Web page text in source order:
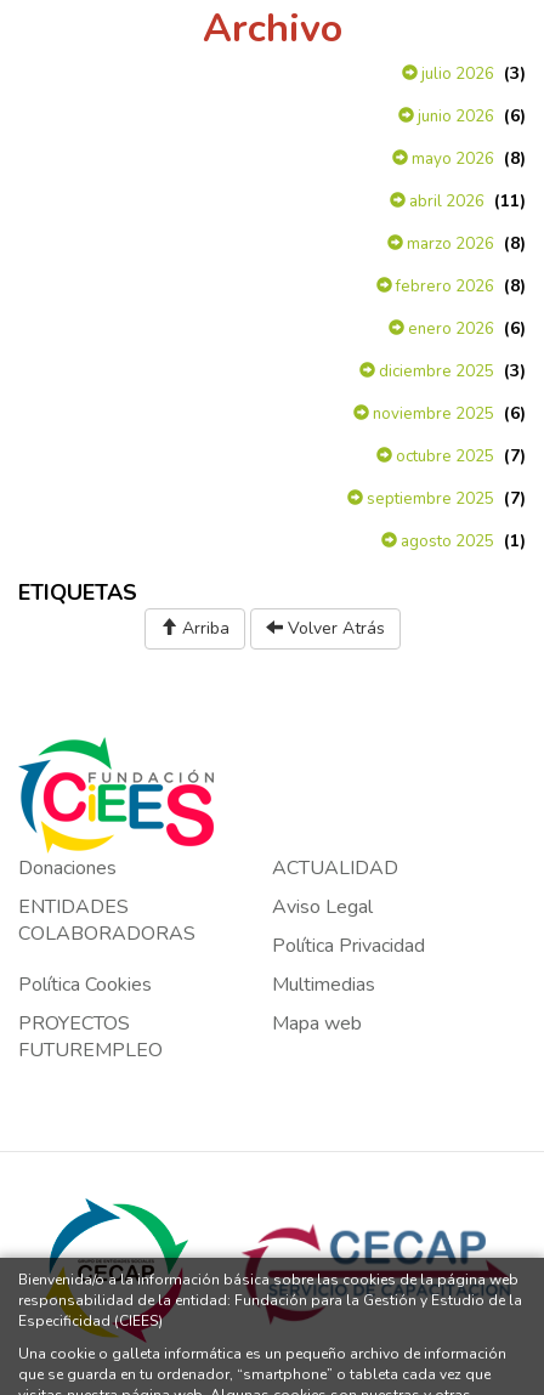
Archivo
julio 2026 (3)
junio 2026 (6)
mayo 2026 (8)
abril 2026 (11)
marzo 2026 (8)
febrero 2026 (8)
enero 2026 (6)
diciembre 2025 (3)
noviembre 2025 (6)
octubre 2025 (7)
septiembre 2025 (7)
agosto 2025 (1)
ETIQUETAS
Arriba Volver Atrás
Donaciones
ACTUALIDAD
ENTIDADES
COLABORADORAS
Aviso Legal
Política Privacidad
Política Cookies
Multimedias
PROYECTOS
FUTUREMPLEO
Mapa web
Bienvenida/o a la información básica sobre las cookies de la página web
responsabilidad de la entidad: Fundación para la Gestión y Estudio de la
Especificidad (CIEES)
Una cookie o galleta informática es un pequeño archivo de información
que se guarda en tu ordenador, “smartphone” o tableta cada vez que